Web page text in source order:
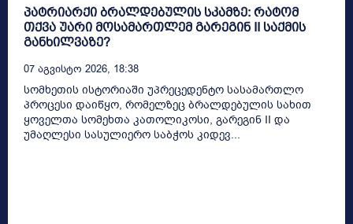
პატრიარქი ბრალდებულის სკამზე: რატომ
თქვა უარი მოსამართლემ გარეგინ II საქმის
განხილვაზე?
07 Აგვისტო 2026, 18:38
სომხეთის ისტორიაში უპრეცედენტო სასამართლო
პროცესი დაიწყო, რომელზეც ბრალდებულის სახით
ყოველთა სომეხთა კათოლიკოსი, გარეგინ II და
უმაღლესი სასულიერო საბჭოს კიდევ...